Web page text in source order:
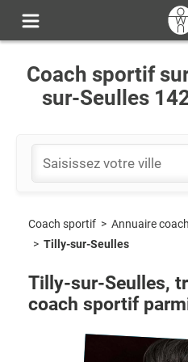
Coach sportif
sur-Seulles
Coach sportif > Annuaire coach
> Tilly-sur-Seulles
Tilly-sur-Seulles,
coach sportif